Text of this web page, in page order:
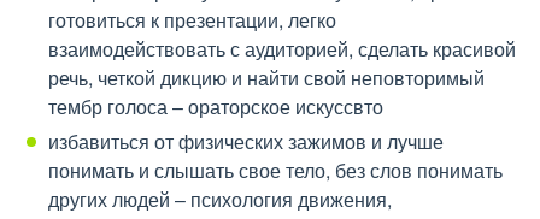
готовиться к презентации, легко
взаимодействовать с аудиторией, сделать красивой
речь, четкой дикцию и найти свой неповторимый
тембр голоса – ораторское искуссвто
избавиться от физических зажимов и лучше
понимать и слышать свое тело, без слов понимать
других людей – психология движения,